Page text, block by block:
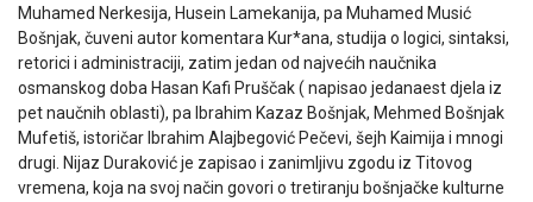
Muhamed Nerkesija, Husein Lamekanija, pa Muhamed Musić
Bošnjak, čuveni autor komentara Kur*ana, studija o logici, sintaksi,
retorici i administraciji, zatim jedan od najvećih naučnika
osmanskog doba Hasan Kafi Pruščak ( napisao jedanaest djela iz
pet naučnih oblasti), pa Ibrahim Kazaz Bošnjak, Mehmed Bošnjak
Mufetiš, istoričar Ibrahim Alajbegović Pečevi, šejh Kaimija i mnogi
drugi. Nijaz Duraković je zapisao i zanimljivu zgodu iz Titovog
vremena, koja na svoj način govori o tretiranju bošnjačke kulturne